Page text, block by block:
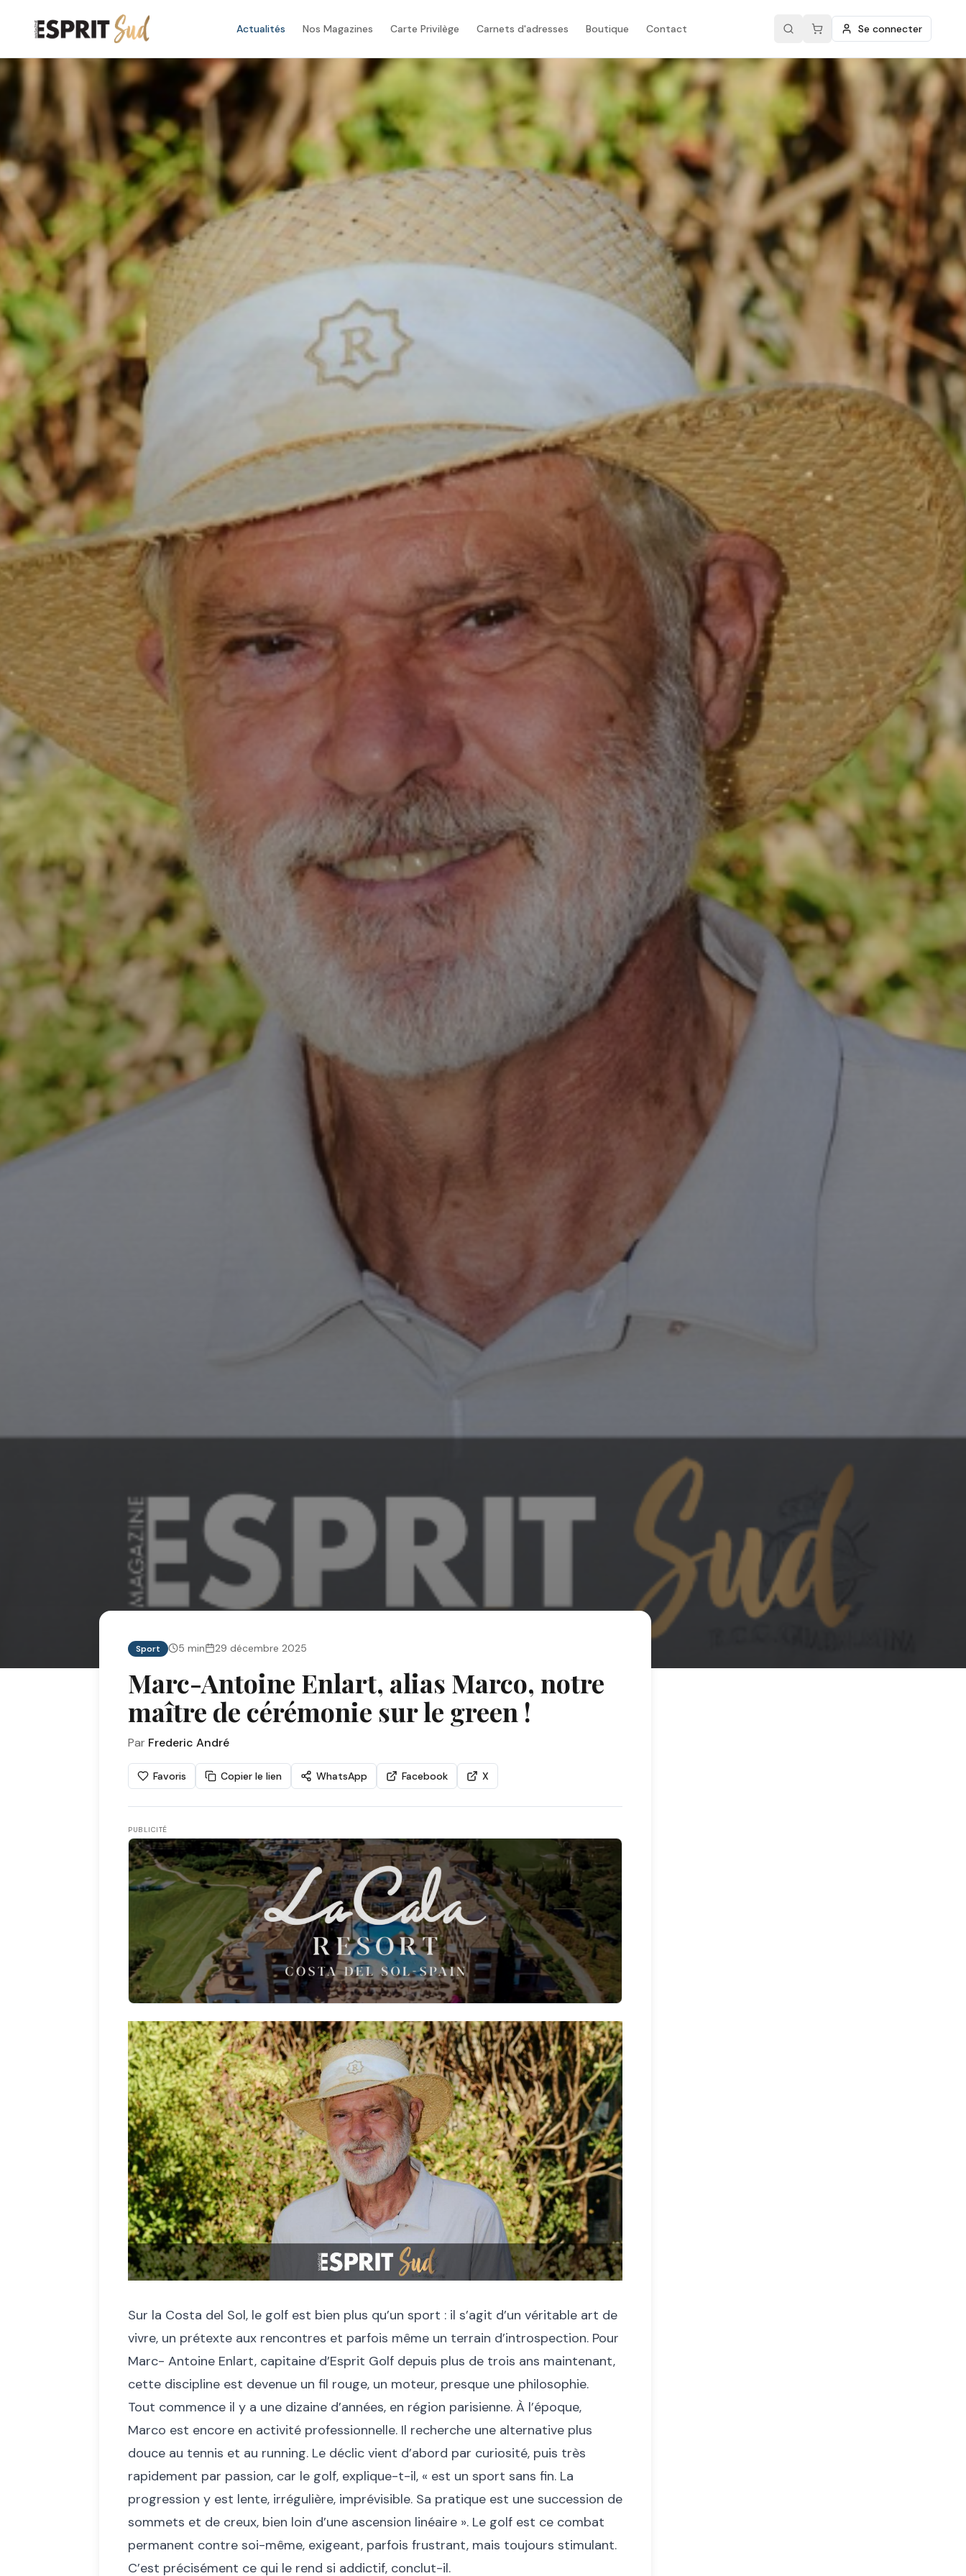
Actualités Nos Magazines Carte Privilège Carnets d'adresses Boutique Contact Se connecter
Sport 5 min 29 décembre 2025
Marc-Antoine Enlart, alias Marco, notre
maître de cérémonie sur le green !
Par Frederic André
Favoris Copier le lien WhatsApp Facebook X
PUBLICITÉ
Sur la Costa del Sol, le golf est bien plus qu’un sport : il s’agit d’un véritable art de
vivre, un prétexte aux rencontres et parfois même un terrain d’introspection. Pour
Marc- Antoine Enlart, capitaine d’Esprit Golf depuis plus de trois ans maintenant,
cette discipline est devenue un fil rouge, un moteur, presque une philosophie.
Tout commence il y a une dizaine d’années, en région parisienne. À l’époque,
Marco est encore en activité professionnelle. Il recherche une alternative plus
douce au tennis et au running. Le déclic vient d’abord par curiosité, puis très
rapidement par passion, car le golf, explique-t-il, « est un sport sans fin. La
progression y est lente, irrégulière, imprévisible. Sa pratique est une succession de
sommets et de creux, bien loin d’une ascension linéaire ». Le golf est ce combat
permanent contre soi-même, exigeant, parfois frustrant, mais toujours stimulant.
C’est précisément ce qui le rend si addictif, conclut-il.